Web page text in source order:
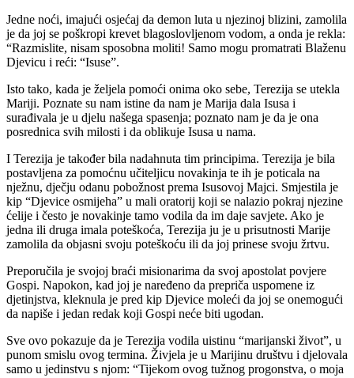
Jedne noći, imajući osjećaj da demon luta u njezinoj blizini, zamolila
je da joj se poškropi krevet blagoslovljenom vodom, a onda je rekla:
“Razmislite, nisam sposobna moliti! Samo mogu promatrati Blaženu
Djevicu i reći: “Isuse”.
Isto tako, kada je željela pomoći onima oko sebe, Terezija se utekla
Mariji. Poznate su nam istine da nam je Marija dala Isusa i
surađivala je u djelu našega spasenja; poznato nam je da je ona
posrednica svih milosti i da oblikuje Isusa u nama.
I Terezija je također bila nadahnuta tim principima. Terezija je bila
postavljena za pomoćnu učiteljicu novakinja te ih je poticala na
nježnu, dječju odanu pobožnost prema Isusovoj Majci. Smjestila je
kip “Djevice osmijeha” u mali oratorij koji se nalazio pokraj njezine
ćelije i često je novakinje tamo vodila da im daje savjete. Ako je
jedna ili druga imala poteškoća, Terezija ju je u prisutnosti Marije
zamolila da objasni svoju poteškoću ili da joj prinese svoju žrtvu.
Preporučila je svojoj braći misionarima da svoj apostolat povjere
Gospi. Napokon, kad joj je naređeno da prepriča uspomene iz
djetinjstva, kleknula je pred kip Djevice moleći da joj se onemogući
da napiše i jedan redak koji Gospi neće biti ugodan.
Sve ovo pokazuje da je Terezija vodila uistinu “marijanski život”, u
punom smislu ovog termina. Živjela je u Marijinu društvu i djelovala
samo u jedinstvu s njom: “Tijekom ovog tužnog progonstva, o moja